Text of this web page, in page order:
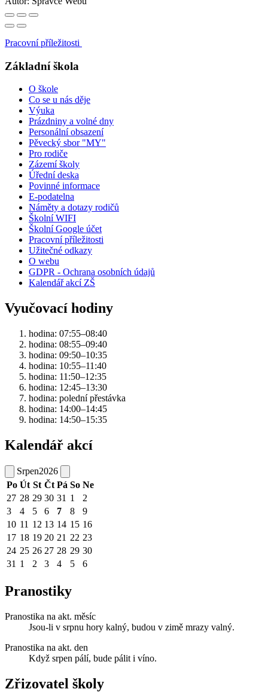
Pracovní příležitosti
Základní škola
O škole
Co se u nás děje
Výuka
Prázdniny a volné dny
Personální obsazení
Pěvecký sbor "MY"
Pro rodiče
Zázemí školy
Úřední deska
Povinné informace
E-podatelna
Náměty a dotazy rodičů
Školní WIFI
Školní Google účet
Pracovní příležitosti
Užitečné odkazy
O webu
GDPR - Ochrana osobních údajů
Kalendář akcí ZŠ
Vyučovací hodiny
hodina: 07:55–08:40
hodina: 08:55–09:40
hodina: 09:50–10:35
hodina: 10:55–11:40
hodina: 11:50–12:35
hodina: 12:45–13:30
hodina: polední přestávka
hodina: 14:00–14:45
hodina: 14:50–15:35
Kalendář akcí
Srpen2026
Po Út St Čt Pá So Ne
27 28 29 30 31 1
2
3
4 5 6 7 8
9
10 11 12 13 14 15 16
17 18 19 20 21 22 23
24 25 26 27 28 29 30
31 1 2 3 4 5 6
Pranostiky
Pranostika na akt. měsíc
Jsou-li v srpnu hory kalný, budou v zimě mrazy valný.
Pranostika na akt. den
Když srpen pálí, bude pálit i víno.
Zřizovatel školy